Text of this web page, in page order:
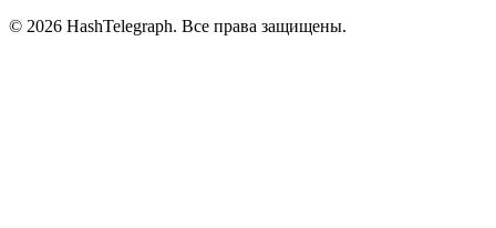
© 2026 HashTelegraph. Все права защищены.